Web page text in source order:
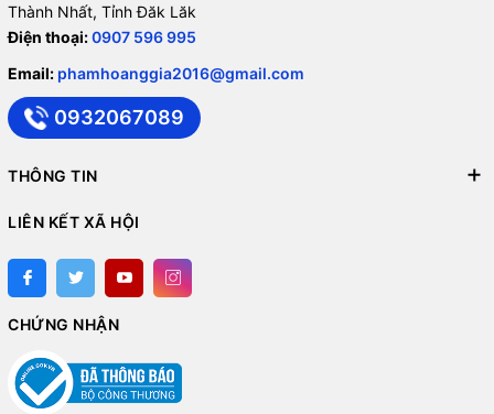
Thành Nhất, Tỉnh Đăk Lăk
Điện thoại:0907 596 995
Email: phamhoanggia2016@gmail.com
0932067089
THÔNG TIN
LIÊN KẾT XÃ HỘI
CHỨNG NHẬN